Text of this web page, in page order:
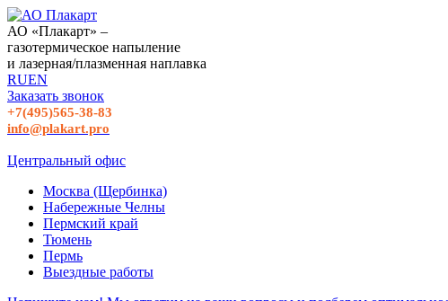
АО «Плакарт» –
газотермическое напыление
и лазерная/плазменная наплавка
RUEN
Заказать звонок
+7(495)565-38-83
info@plakart.pro
Центральный офис
Москва (Щербинка)
Набережные Челны
Пермский край
Тюмень
Пермь
Выездные работы